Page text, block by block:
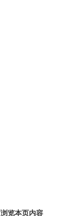
览本页内容